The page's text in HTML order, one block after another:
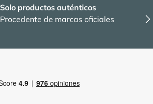
Solo productos auténticos
Procedente de marcas oficiales